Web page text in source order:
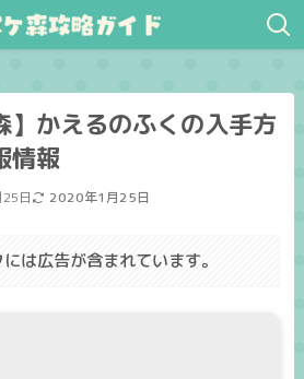
】かえるのふくの入手方
情報
日 2020年1月25日
は広告が含まれています。